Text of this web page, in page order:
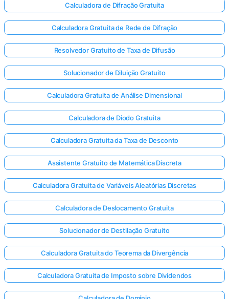
Entre
aqui!
Calculadora de Difração Gratuita
Calculadora Gratuita de Rede de Difração
Resolvedor Gratuito de Taxa de Difusão
Solucionador de Diluição Gratuito
Calculadora Gratuita de Análise Dimensional
Calculadora de Diodo Gratuita
Calculadora Gratuita da Taxa de Desconto
Assistente Gratuito de Matemática Discreta
Calculadora Gratuita de Variáveis Aleatórias Discretas
Calculadora de Deslocamento Gratuita
Solucionador de Destilação Gratuito
Calculadora Gratuita do Teorema da Divergência
Calculadora Gratuita de Imposto sobre Dividendos